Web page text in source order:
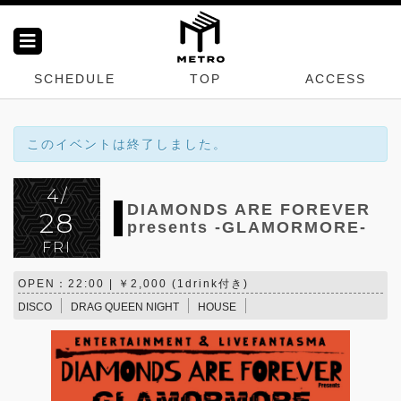
SCHEDULE TOP ACCESS
このイベントは終了しました。
4/
28
FRI
DIAMONDS ARE FOREVER
presents -GLAMORMORE-
OPEN：22:00 | ￥2,000 (1drink付き)
DISCO
DRAG QUEEN NIGHT HOUSE